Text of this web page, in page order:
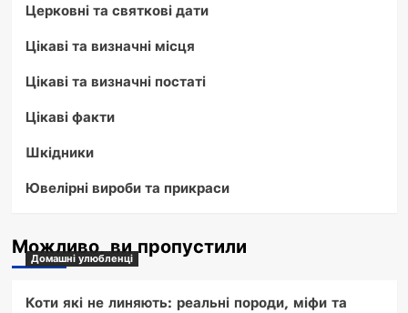
Церковні та святкові дати
Цікаві та визначні місця
Цікаві та визначні постаті
Цікаві факти
Шкідники
Ювелірні вироби та прикраси
Можливо, ви пропустили
Домашні улюбленці
Коти які не линяють: реальні породи, міфи та